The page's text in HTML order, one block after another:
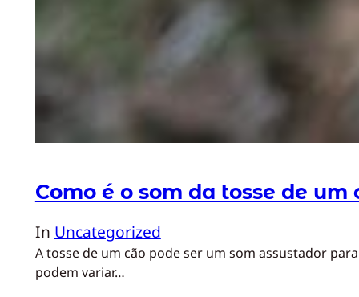
Como é o som da tosse de um
In Uncategorized
A tosse de um cão pode ser um som assustador
podem variar…